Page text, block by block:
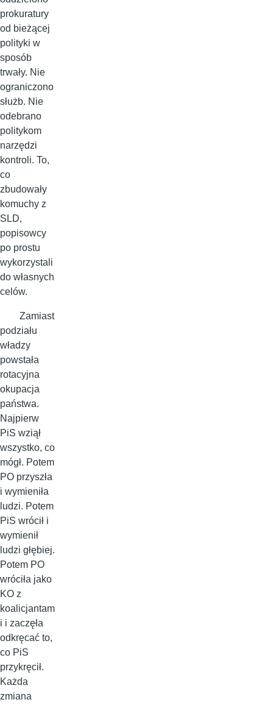
prokuratury
od bieżącej
polityki w
sposób
trwały. Nie
ograniczono
służb. Nie
odebrano
politykom
narzędzi
kontroli. To,
co
zbudowały
komuchy z
SLD,
popisowcy
po prostu
wykorzystali
do własnych
celów.
Zamiast
podziału
władzy
powstała
rotacyjna
okupacja
państwa.
Najpierw
PiS wziął
wszystko, co
mógł. Potem
PO przyszła
i wymieniła
ludzi. Potem
PiS wrócił i
wymienił
ludzi głębiej.
Potem PO
wróciła jako
KO z
koalicjantam
i i zaczęła
odkręcać to,
co PiS
przykręcił.
Każda
zmiana